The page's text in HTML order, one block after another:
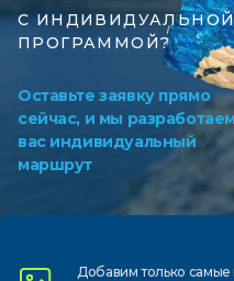
С
ПРОГРАММОЙ?
Оставьте заявку прямо
сейчас, и мы
вас индивидуальный
маршрут
Добавим только самые